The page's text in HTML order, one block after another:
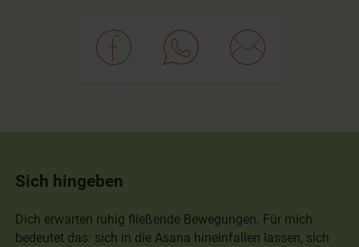
Sich hingeben
Dich erwarten ruhig fließende Bewegungen. Für mich
bedeutet das: sich in die Asana hineinfallen lassen, sich